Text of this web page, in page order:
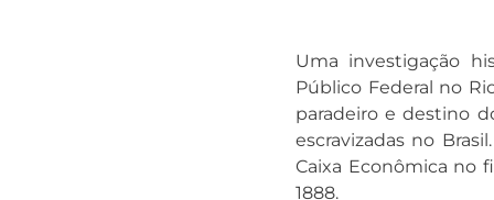
Uma investigação
Público Federal no
paradeiro e destino
escravizadas no Brasil
Caixa Econômica no
1888.